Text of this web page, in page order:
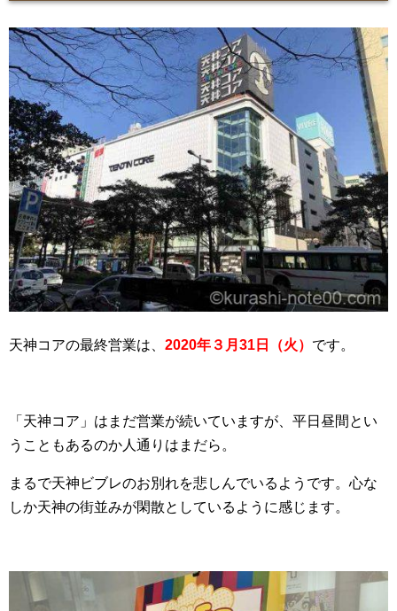
天神コアの最終営業は、 2020年３月31日（火） です。
「天神コア」はまだ営業が続いていますが、平日昼間とい
うこともあるのか人通りはまだら。
まるで天神ビブレのお別れを悲しんでいるようです。心な
しか天神の街並みが閑散としているように感じます。